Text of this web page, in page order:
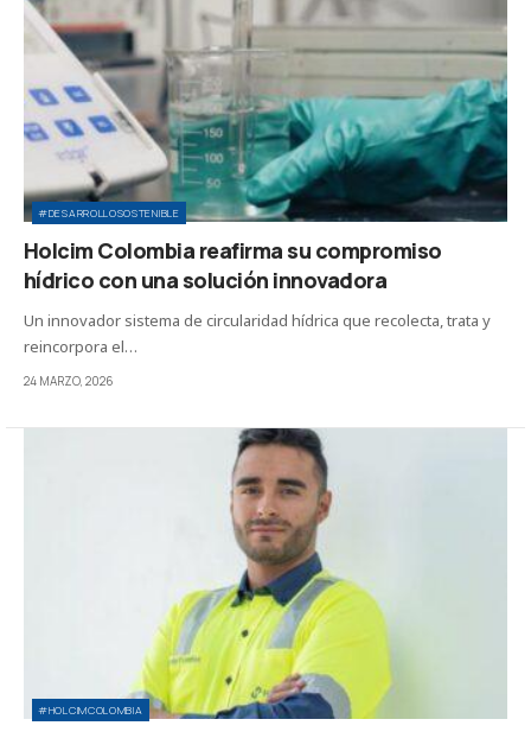
#DESARROLLOSOSTENIBLE
Holcim Colombia reafirma su compromiso
hídrico con una solución innovadora
Un innovador sistema de circularidad hídrica que recolecta, trata y
reincorpora el…
24 MARZO, 2026
#HOLCIMCOLOMBIA